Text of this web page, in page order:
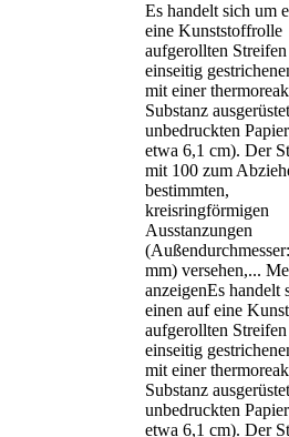
Es handelt sich um
eine Kunststoffrolle
aufgerollten Streifen
einseitig
mit einer
Substanz
unbedruckten
etwa 6,1 cm). Der
mit 100 zum
bestimmten,
kreisringförmigen
Ausstanzungen
mm) versehen,...
anzeigenEs handelt
einen auf eine
aufgerollten Streifen
einseitig
mit einer
Substanz
unbedruckten
etwa 6,1 cm). Der